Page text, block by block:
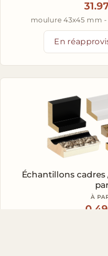
moulure 43x45 mm
En
Échantillonscadres
À